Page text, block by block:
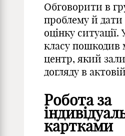
Обговорити в
проблему й дати
оцінку ситуації.
класу пошкодив
центр, який
догляду в
Робота за
картками